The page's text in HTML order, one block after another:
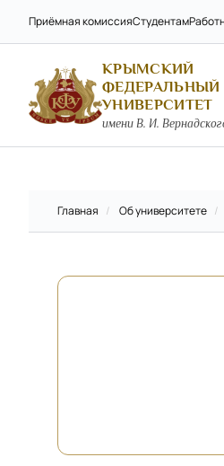
Приёмная комиссияСтудентам
КРЫМСКИЙ
ФЕДЕРАЛЬНЫЙ
УНИВЕРСИТЕТ
имени В. И.
Главная / Об университете /